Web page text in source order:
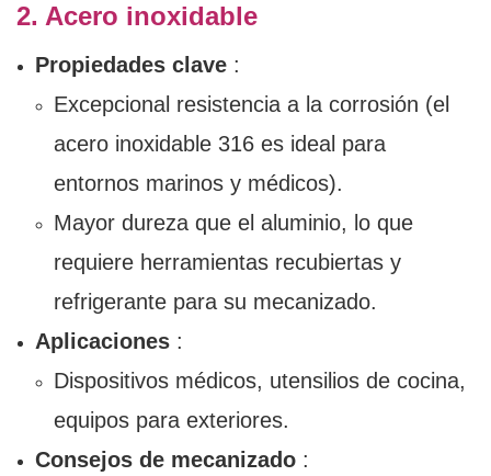
2. Acero inoxidable
Propiedades clave:
Excepcional resistencia a la corrosión (el
acero inoxidable 316 es ideal para
entornos marinos y médicos).
Mayor dureza que el aluminio, lo que
requiere herramientas recubiertas y
refrigerante para su mecanizado.
Aplicaciones:
Dispositivos médicos, utensilios de cocina,
equipos para exteriores.
Consejos de mecanizado: